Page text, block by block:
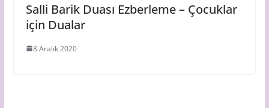
Salli Barik Duası Ezberleme – Çocuklar
için Dualar
8 Aralık 2020